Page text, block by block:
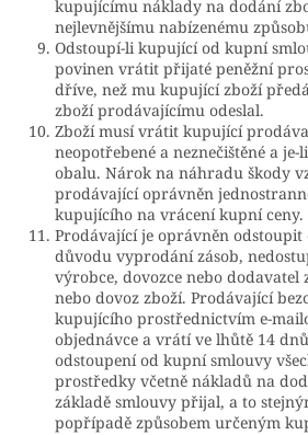
kupujícímu náklady na dodání
nejlevnějšímu nabízenému
Odstoupí-li kupující od kupní
povinen vrátit přijaté peněžní
dříve, než mu kupující zboží
zboží prodávajícímu odeslal.
Zboží musí vrátit kupující
neopotřebené a neznečištěné a
obalu. Nárok na náhradu škody
prodávající oprávněn
kupujícího na vrácení kupní ceny.
Prodávající je oprávněn
důvodu vyprodání zásob,
výrobce, dovozce nebo
nebo dovoz zboží. Prodávající
kupujícího prostřednictvím e-
objednávce a vrátí ve lhůtě 14
odstoupení od kupní smlouvy
prostředky včetně nákladů na
základě smlouvy přijal, a to
popřípadě způsobem určeným